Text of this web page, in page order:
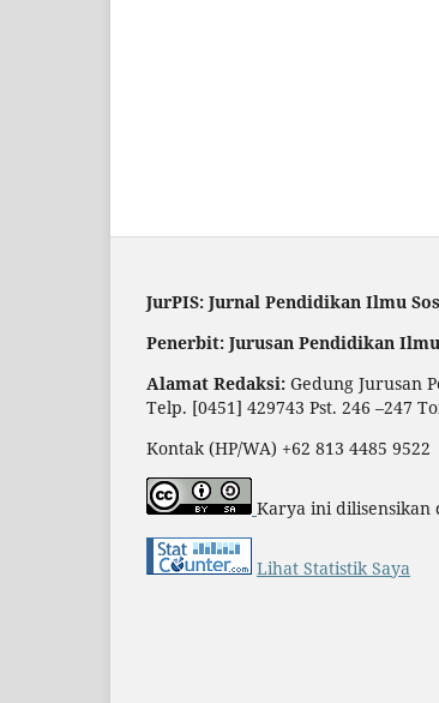
JurPIS: Jurnal Pendidikan Ilmu
Penerbit: Jurusan Pendidikan
Alamat Redaksi: Gedung Jurusan
Telp. [0451] 429743 Pst. 246 –247
Kontak (HP/WA) +62 813 4485
Karya ini dilisensikan
Lihat Statistik Saya